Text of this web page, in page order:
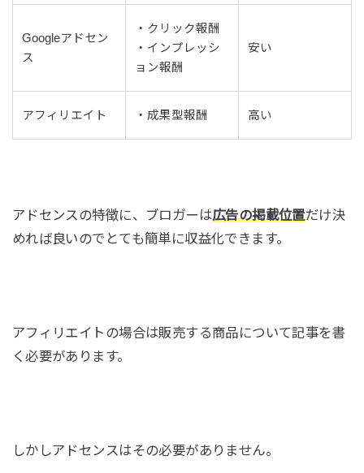
Googleアドセン
ス
・クリック報酬
・インプレッシ
ョン報酬
安い
アフィリエイト ・成果型報酬 高い
アドセンスの特徴に、ブロガーは広告の掲載位置だけ決
めれば良いのでとても簡単に収益化できます。
アフィリエイトの場合は販売する商品について記事を書
く必要があります。
しかしアドセンスはその必要がありません。